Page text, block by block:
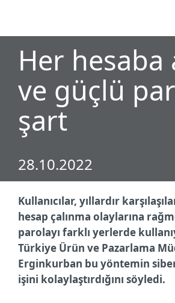
Her hesaba
ve güçlü
şart
28.10.2022
Kullanıcılar, yıllardır
hesap çalınma olaylarına
parolayı farklı yerlerde
Türkiye Ürün ve Pazarlama
Erginkurban bu yöntemin
işini kolaylaştırdığını söyledi.